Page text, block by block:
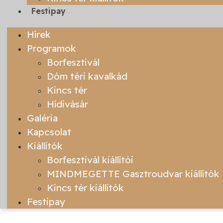
Festipay
Hírek
Programok
Borfesztivál
Dóm téri kavalkád
Kincs tér
Hídivásár
Galéria
Kapcsolat
Kiállítók
Borfesztivál kiállítói
MINDMEGETTE Gasztroudvar kiállítók
Kincs tér kiállítók
Festipay